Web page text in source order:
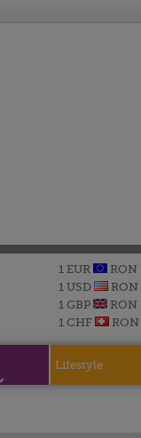
1 EUR
RON
1 USD
RON
1 GBP
RON
1 CHF
RON
Lifestyle